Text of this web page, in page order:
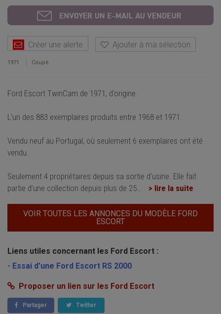
Créer une alerte Ajouter à ma sélection
1971 Coupé
Ford Escort TwinCam de 1971, d'origine.
L'un des 883 exemplaires produits entre 1968 et 1971.
Vendu neuf au Portugal, où seulement 6 exemplaires ont été
vendu.
Seulement 4 propriétaires depuis sa sortie d'usine. Elle fait
partie d'une collection depuis plus de 25
> lire la suite
VOIR TOUTES LES ANNONCES DU MODÈLE FORD
ESCORT
Liens utiles concernant les Ford Escort :
- Essai d'une Ford Escort RS 2000
Proposer un lien sur les Ford Escort
Partager Twitter